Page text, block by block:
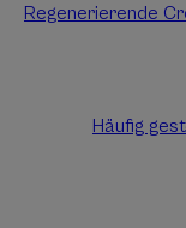
Regenerierende
Häufig